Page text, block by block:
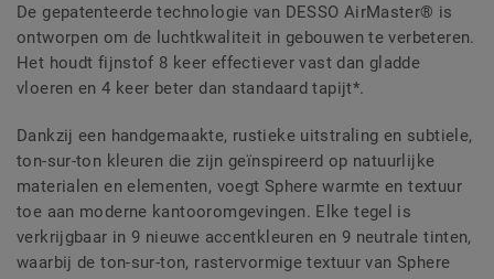
De gepatenteerde technologie van DESSO AirMaster® is
ontworpen om de luchtkwaliteit in gebouwen te verbeteren.
Het houdt fijnstof 8 keer effectiever vast dan gladde
vloeren en 4 keer beter dan standaard tapijt*.
Dankzij een handgemaakte, rustieke uitstraling en subtiele,
ton-sur-ton kleuren die zijn geïnspireerd op natuurlijke
materialen en elementen, voegt Sphere warmte en textuur
toe aan moderne kantooromgevingen. Elke tegel is
verkrijgbaar in 9 nieuwe accentkleuren en 9 neutrale tinten,
waarbij de ton-sur-ton, rastervormige textuur van Sphere